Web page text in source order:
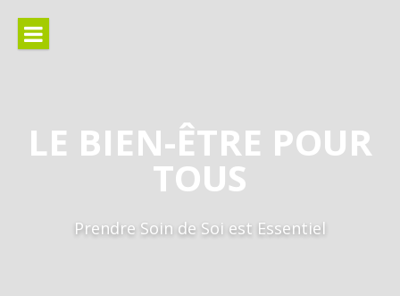
contenu
LE BIEN-ÊTRE POUR
TOUS
Prendre Soin de Soi est Essentiel